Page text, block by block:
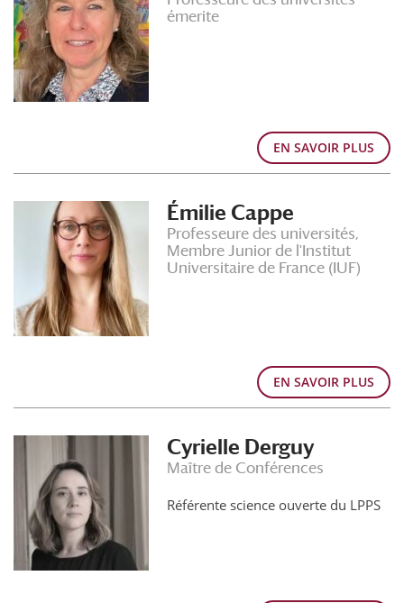
émerite
EN SAVOIR PLUS
Émilie Cappe
Professeure des universités,
Membre Junior de l'Institut
Universitaire de France (IUF)
EN SAVOIR PLUS
Cyrielle Derguy
Maître de Conférences
Référente science ouverte du LPPS